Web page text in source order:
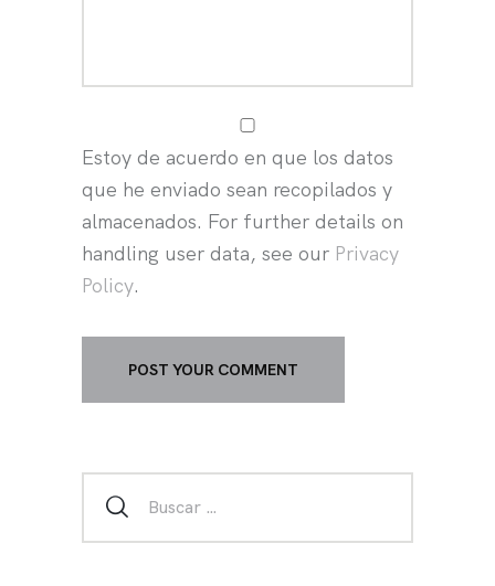
Estoy de acuerdo en que los datos
que he enviado sean recopilados y
almacenados. For further details on
handling user data, see our Privacy
Policy.